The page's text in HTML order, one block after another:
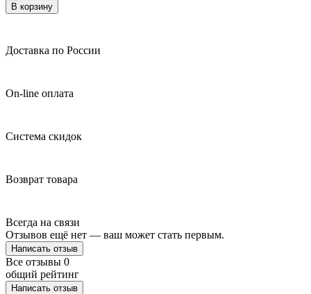
В корзину
Доставка по России
On-line оплата
Система скидок
Возврат товара
Всегда на связи
Отзывов ещё нет — ваш может стать первым.
Написать отзыв
Все отзывы 0
общий рейтинг
Написать отзыв